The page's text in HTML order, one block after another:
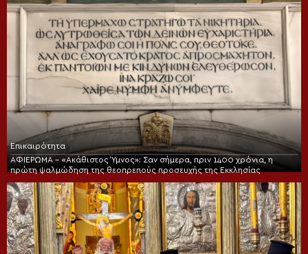
Επικαιρότητα
ΑΦΙΕΡΩΜΑ – «Ακάθιστος Ύμνος»: Σαν σήμερα, πριν 1400 χρόνια, η
πρώτη ψαλμώδηση της θεοπρεπούς προσευχής της Εκκλησίας